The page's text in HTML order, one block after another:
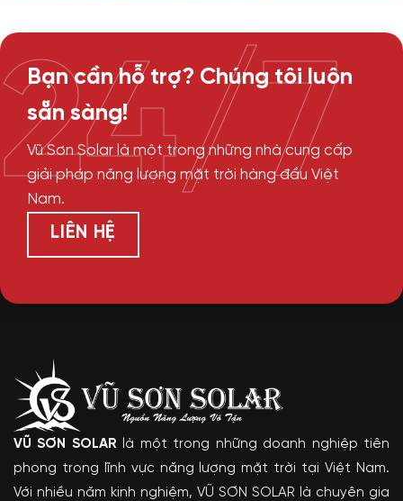
Bạn cần hỗ trợ? Chúng tôi luôn
sẵn sàng!
Vũ Sơn Solar là một trong những nhà cung cấp
giải pháp năng lượng mặt trời hàng đầu Việt
Nam.
LIÊN HỆ
24/7
VŨ SƠN SOLAR là một trong những doanh nghiệp tiên
phong trong lĩnh vực năng lượng mặt trời tại Việt Nam.
Với nhiều năm kinh nghiệm, VŨ SƠN SOLAR là chuyên gia